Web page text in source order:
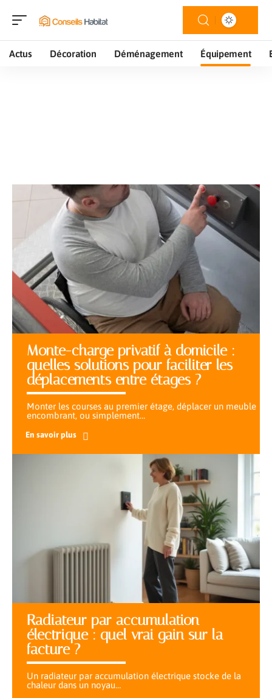
Actus Décoration Déménagement Équipement
Monte-charge privatif à domicile :
quelles solutions pour faciliter les
déplacements entre étages ?
Monter les courses au premier étage, déplacer un meuble
encombrant, ou simplement…
En savoir plus
Radiateur par accumulation
électrique : quel vrai gain sur la
facture ?
Un radiateur par accumulation électrique stocke de la
chaleur dans un noyau…